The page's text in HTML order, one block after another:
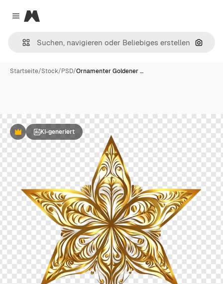
Close menu
Magnific
Nach
Startseite/Stock/PSD/Ornamenter Goldener …
PremiumKI-generiert